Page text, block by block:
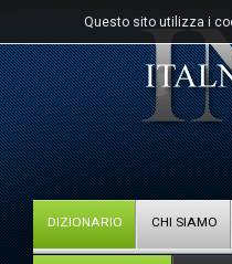
Questo sito utilizza i
DIZIONARIO CHI SIAMO